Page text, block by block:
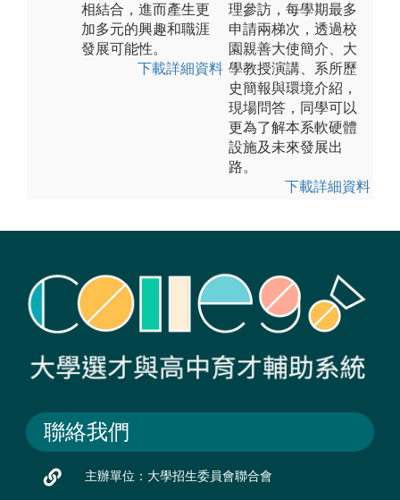
相結合，進而產生更
加多元的興趣和職涯
發展可能性。
下載詳細資料
理參訪，每學期最多
申請兩梯次，透過校
園親善大使簡介、大
學教授演講、系所歷
史簡報與環境介紹，
現場問答，同學可以
更為了解本系軟硬體
設施及未來發展出
路。
下載詳細資料
聯絡我們
主辦單位：大學招生委員會聯合會